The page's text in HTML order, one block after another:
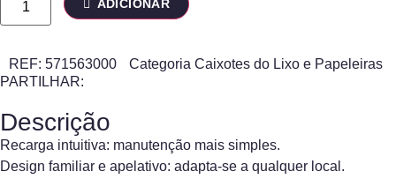
ADICIONAR
REF: 571563000 Categoria Caixotes do Lixo e Papeleiras
PARTILHAR:
Descrição
Recarga intuitiva: manutenção mais simples.
Design familiar e apelativo: adapta-se a qualquer local.